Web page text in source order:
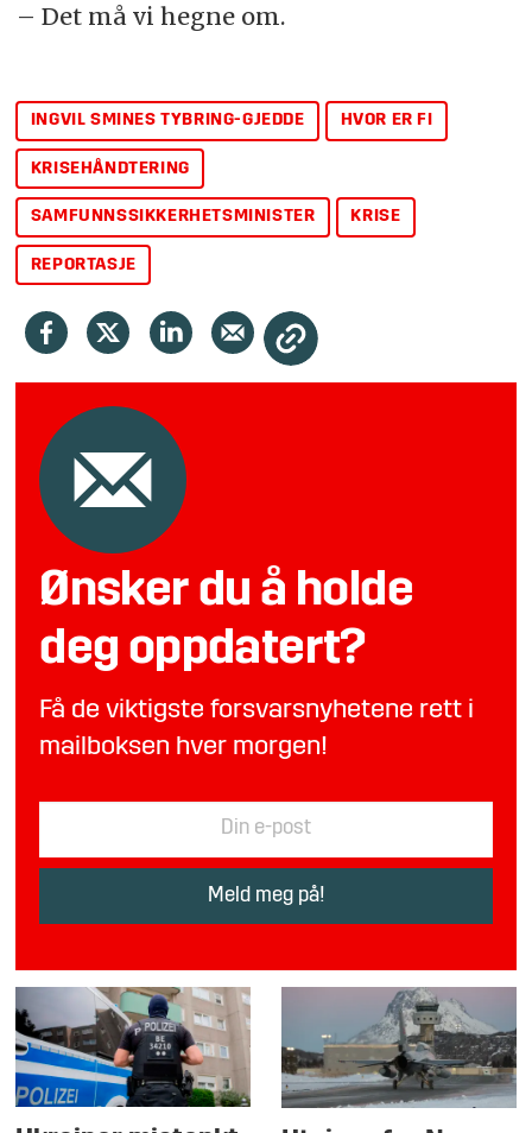
– Det må vi hegne om.
INGVIL SMINES TYBRING-GJEDDE HVOR ER FI
KRISEHÅNDTERING
SAMFUNNSSIKKERHETSMINISTER KRISE
REPORTASJE
Ønsker du å holde
deg oppdatert?
Få de viktigste forsvarsnyhetene rett i
mailboksen hver morgen!